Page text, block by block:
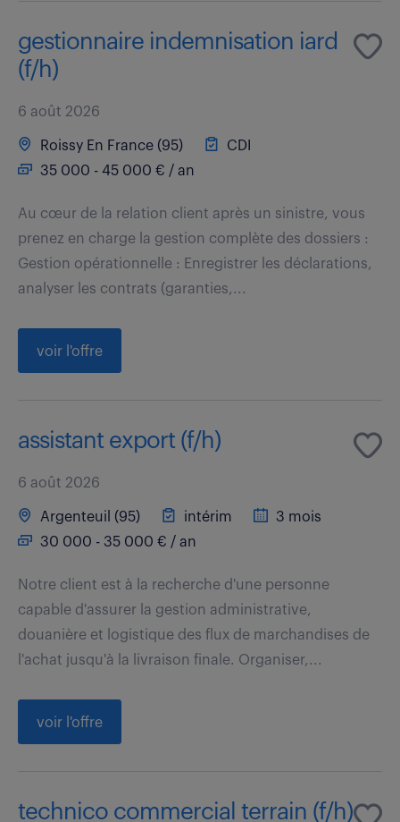
gestionnaire indemnisation iard
(f/h)
6 août 2026
Roissy En France (95)
CDI
35 000 - 45 000 € / an
Au cœur de la relation client après un sinistre, vous
prenez en charge la gestion complète des dossiers :
Gestion opérationnelle : Enregistrer les déclarations,
analyser les contrats (garanties,...
voir l'offre
assistant export (f/h)
6 août 2026
Argenteuil (95) intérim
3 mois
30 000 - 35 000 € / an
Notre client est à la recherche d'une personne
capable d'assurer la gestion administrative,
douanière et logistique des flux de marchandises de
l'achat jusqu'à la livraison finale. Organiser,...
voir l'offre
technico commercial terrain (f/h)